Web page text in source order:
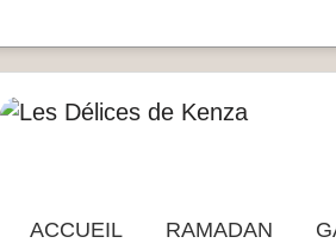
ACCUEIL RAMADAN